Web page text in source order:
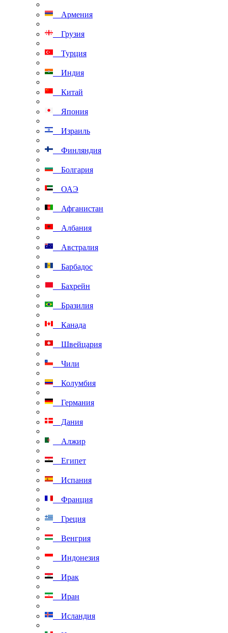
Армения
Грузия
Турция
Индия
Китай
Япония
Израиль
Финляндия
Болгария
ОАЭ
Афганистан
Албания
Австралия
Барбадос
Бахрейн
Бразилия
Канада
Швейцария
Чили
Колумбия
Германия
Дания
Алжир
Египет
Испания
Франция
Греция
Венгрия
Индонезия
Ирак
Иран
Исландия